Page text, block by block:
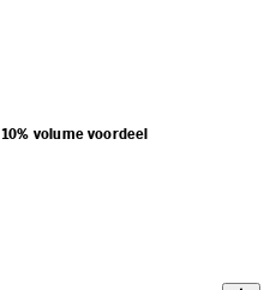
10% volume voordeel